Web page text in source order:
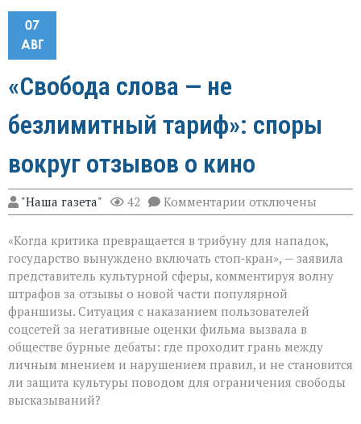
07
АВГ
«Свобода слова — не
безлимитный тариф»: споры
вокруг отзывов о кино
"Наша газета" 42 Комментарии к
записи
слова — не
безлимитный
тариф»:
споры
вокруг
отзывов
о
кино
отключены
«Когда критика превращается в трибуну для нападок,
государство вынуждено включать стоп‑кран», — заявила
представитель культурной сферы, комментируя волну
штрафов за отзывы о новой части популярной
франшизы. Ситуация с наказанием пользователей
соцсетей за негативные оценки фильма вызвала в
обществе бурные дебаты: где проходит грань между
личным мнением и нарушением правил, и не становится
ли защита культуры поводом для ограничения свободы
высказываний?